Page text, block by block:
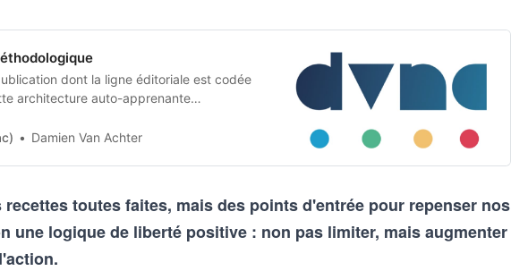
dont la ligne éditoriale est codée
architecture auto-apprenante
qu’aux humains qui les entrainent, et
Damien Van Achter
toutes faites, mais des points d'entrée pour repenser nos
une logique de liberté positive : non pas limiter, mais augmenter